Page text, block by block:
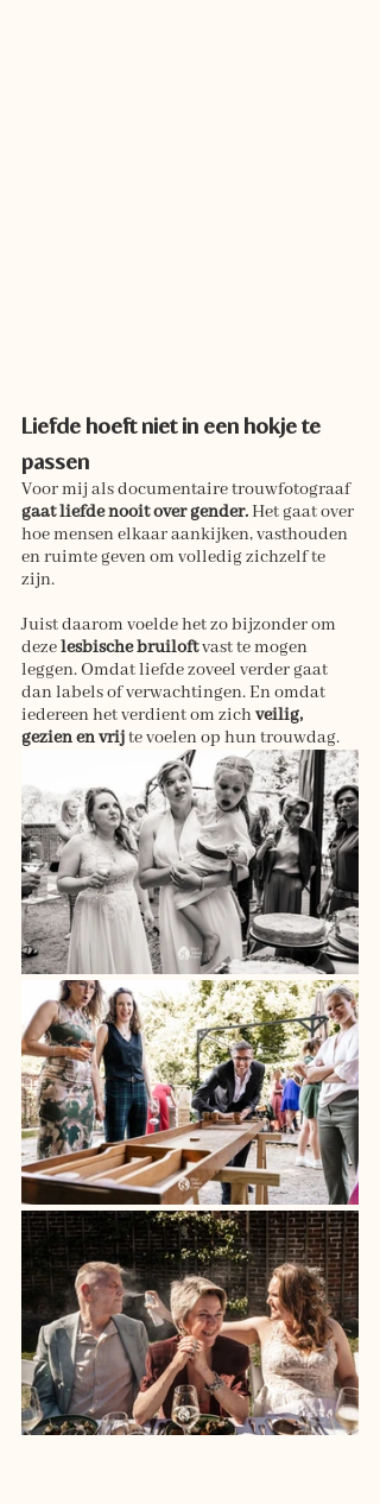
Liefde hoeft niet in een hokje te
passen
Voor mij als documentaire trouwfotograaf
gaat liefde nooit over gender. Het gaat over
hoe mensen elkaar aankijken, vasthouden
en ruimte geven om volledig zichzelf te
zijn.
Juist daarom voelde het zo bijzonder om
deze lesbische bruiloft vast te mogen
leggen. Omdat liefde zoveel verder gaat
dan labels of verwachtingen. En omdat
iedereen het verdient om zich veilig,
gezien en vrij te voelen op hun trouwdag.